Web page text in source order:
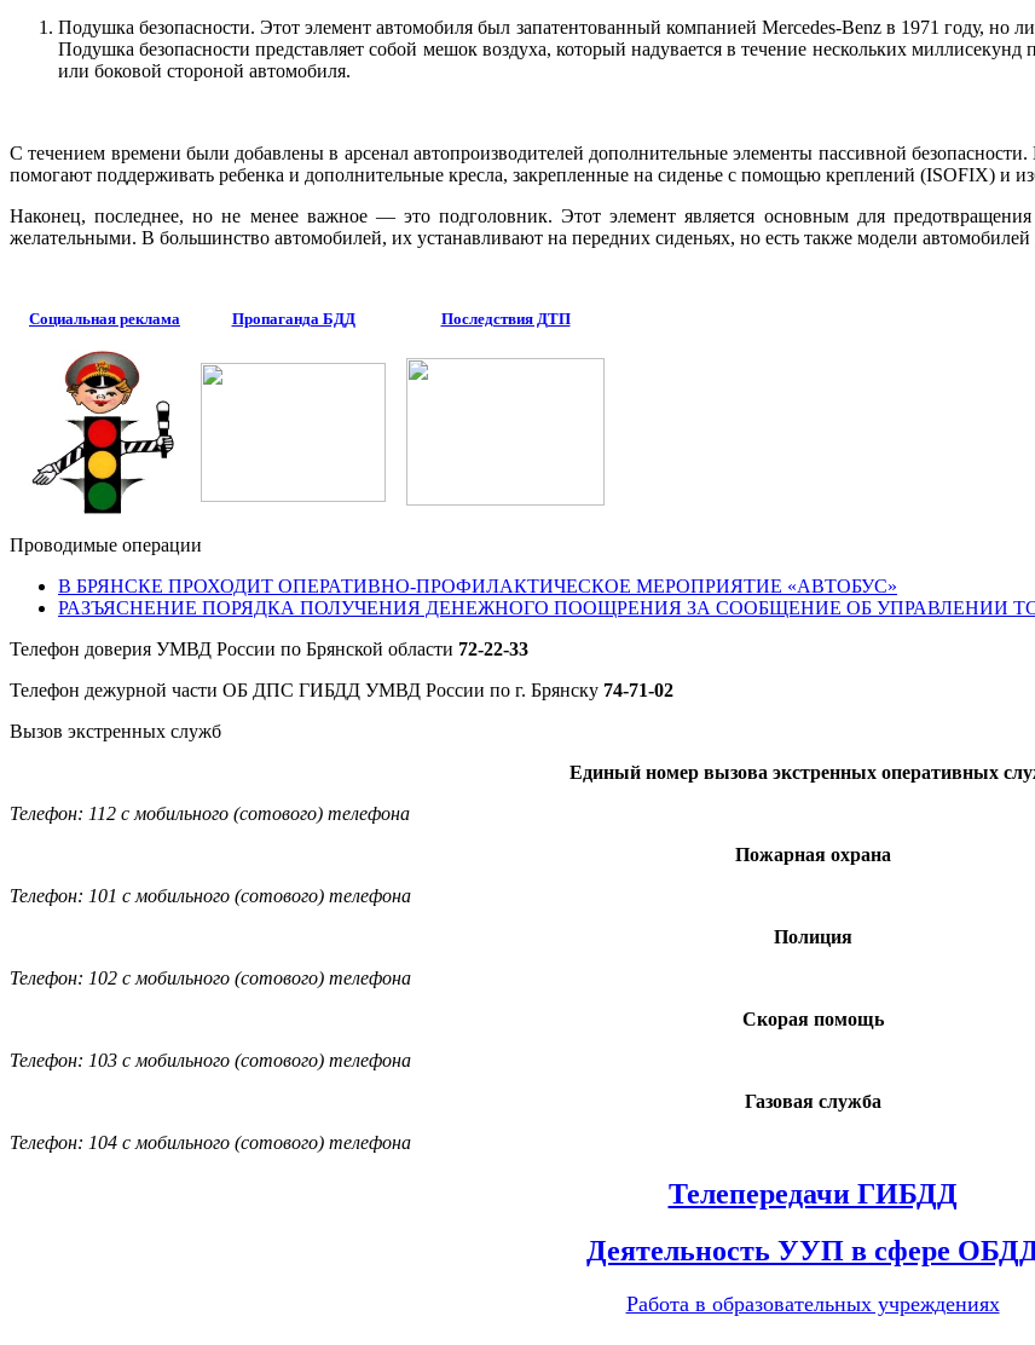
Подушка безопасности. Этот элемент автомобиля был запатентованный компанией Mercedes-Benz в 1971 году, но
Подушка безопасности представляет собой мешок воздуха, который надувается в течение нескольких
или боковой стороной автомобиля.
С течением времени были добавлены в арсенал автопроизводителей дополнительные элементы пассивной
помогают поддерживать ребенка и дополнительные кресла, закрепленные на сиденье с помощью креплений (ISOFIX) и
Наконец, последнее, но не менее важное — это подголовник. Этот элемент является основным для
желательными. В большинство автомобилей, их устанавливают на передних сиденьях, но есть также модели
Социальная реклама Пропаганда БДД Последствия ДТП
Проводимые операции
В БРЯНСКЕ ПРОХОДИТ ОПЕРАТИВНО-ПРОФИЛАКТИЧЕСКОЕ МЕРОПРИЯТИЕ «АВТОБУС»
РАЗЪЯСНЕНИЕ ПОРЯДКА ПОЛУЧЕНИЯ ДЕНЕЖНОГО ПООЩРЕНИЯ ЗА СООБЩЕНИЕ ОБ УПРАВЛЕНИИ
Телефон доверия УМВД России по Брянской области 72-22-33
Телефон дежурной части ОБ ДПС ГИБДД УМВД России по г. Брянску 74-71-02
Вызов экстренных служб
Единый номер вызова экстренных оперативных
Телефон: 112 с мобильного (сотового) телефона
Пожарная охрана
Телефон: 101 с мобильного (сотового) телефона
Полиция
Телефон: 102 с мобильного (сотового) телефона
Скорая помощь
Телефон: 103 с мобильного (сотового) телефона
Газовая служба
Телефон: 104 с мобильного (сотового) телефона
Телепередачи ГИБДД
Деятельность УУП в сфере
Работа в образовательных учреждениях